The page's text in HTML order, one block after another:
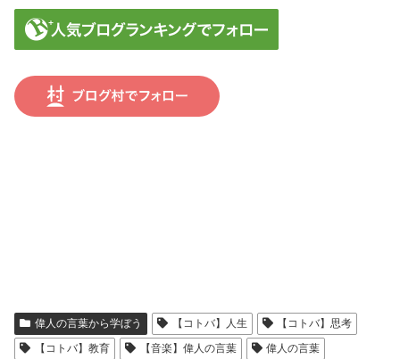
偉人の言葉から学ぼう 【コトバ】人生
【コトバ】思考
【コトバ】教育
【音楽】偉人の言葉 偉人の言葉